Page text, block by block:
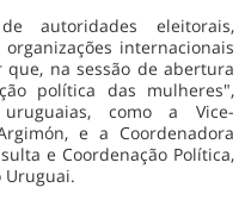
autoridades eleitorais,
internacionais
na sessão de abertura
política das mulheres",
como a Vice-
e a Coordenadora
e Coordenação Política,
Uruguai.